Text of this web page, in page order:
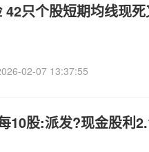
42只个股短期均线现
02-07 13:37:55
10股:派发?现金股利